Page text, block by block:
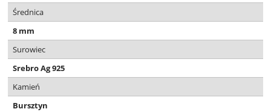
Średnica
8 mm
Surowiec
Srebro Ag 925
Kamień
Bursztyn